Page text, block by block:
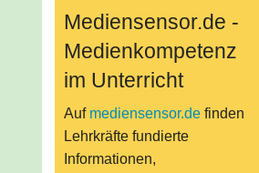
Mediensensor.de -
Medienkompetenz
im Unterricht
Auf mediensensor.definden
Lehrkräfte fundierte
Informationen,